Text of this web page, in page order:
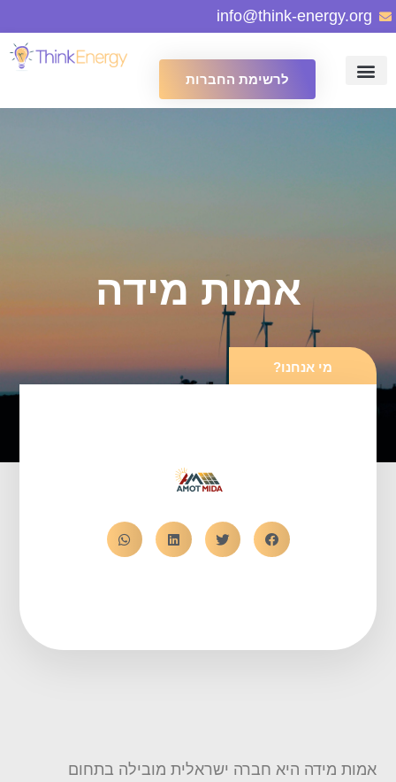
info@think-energy.org
לרשימת החברות
אמות מידה
מי אנחנו?
אמות מידה היא חברה ישראלית מובילה בתחום